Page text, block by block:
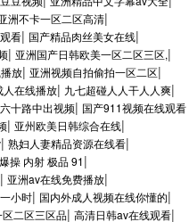
洲不卡一区二区高清|
看| 国产精品肉丝美女在线|
| 亚洲国产日韩欧美一区二区三区,|
放| 亚洲视频自拍偷拍一区二区|
人在线播放| 九七超碰人人干人人爽|
十路中出视频| 国产911视频在线观看
| 亚州欧美日韩综合在线|
| 熟妇人妻精品资源在线看|
爆操 内射 极品 91|
| 亚洲av在线免费播放|
小时| 国内外成人视频在线你懂的|
二区三区品| 高清日韩av在线观看|